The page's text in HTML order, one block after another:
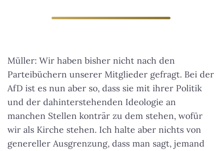
Müller: Wir haben bisher nicht nach den
Parteibüchern unserer Mitglieder gefragt. Bei der
AfD ist es nun aber so, dass sie mit ihrer Politik
und der dahinterstehenden Ideologie an
manchen Stellen konträr zu dem stehen, wofür
wir als Kirche stehen. Ich halte aber nichts von
genereller Ausgrenzung, dass man sagt, jemand